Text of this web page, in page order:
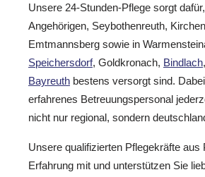
Unsere 24-Stunden-Pflege sorgt
Angehörigen, Seybothenreuth,
Emtmannsberg sowie in
Speichersdorf, Goldkronach, Bindlach
Bayreuth bestens versorgt sind.
erfahrenes Betreuungspersonal
nicht nur regional, sondern
Unsere qualifizierten Pflegekräfte aus
Erfahrung mit und unterstützen Sie